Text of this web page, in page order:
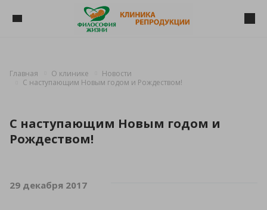
Главная О клинике
Новости
C наступающим Новым годом и Рождеством!
C наступающим Новым годом и
Рождеством!
29 декабря 2017